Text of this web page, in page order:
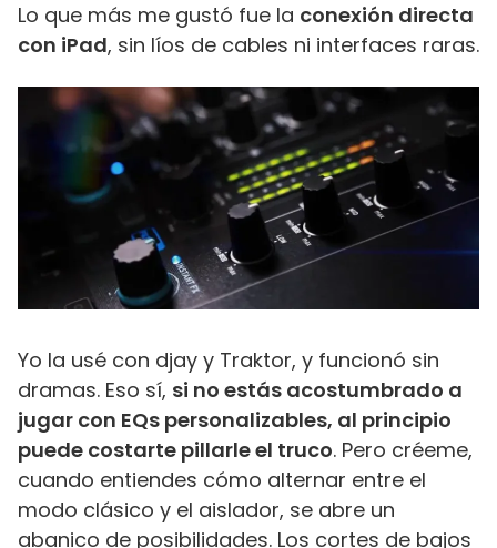
Lo que más me gustó fue la conexión directa
con iPad, sin líos de cables ni interfaces raras.
Yo la usé con djay y Traktor, y funcionó sin
dramas. Eso sí, si no estás acostumbrado a
jugar con EQs personalizables, al principio
puede costarte pillarle el truco. Pero créeme,
cuando entiendes cómo alternar entre el
modo clásico y el aislador, se abre un
abanico de posibilidades. Los cortes de bajos